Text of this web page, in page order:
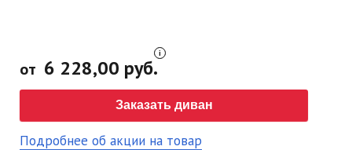
от 6 228,00 руб.
Заказать диван
Подробнее об акции на товар